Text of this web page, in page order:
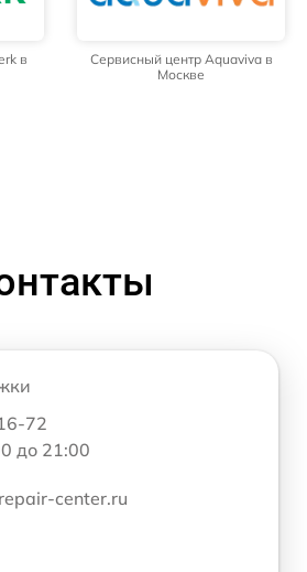
в
Сервисный центр Aquaviva в
Москве
72
до 21:00
center.ru